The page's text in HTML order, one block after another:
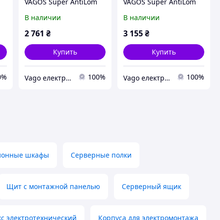
VAGO (013529)
В наличии
2 761 ₴
Купить
Vago електрощитове та телекомунікаційне обладнання 100%
VAGO (014759)
В наличии
3 155₴
Купить
Vago електрощитове та телекомунікаційне обладнання 100%
шкафы Серверные полки
Щит с монтажной панелью Серверный ящик
электротехнический Корпуса для электромонтажа